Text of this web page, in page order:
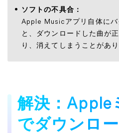
ソフトの不具合：
Apple Musicアプリ自体に
と、ダウンロードした曲が
り、消えてしまうことがあり
解決：Apple
でダウンロ